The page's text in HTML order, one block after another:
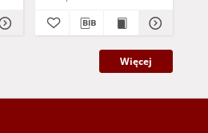
Więcej